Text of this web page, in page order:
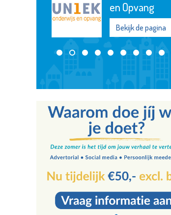
en Opvang
Bekijk de pagina